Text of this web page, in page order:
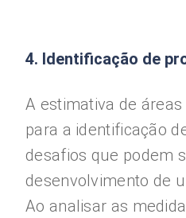
4. Identificação de
A estimativa de
para a identificação
desafios que podem
desenvolvimento de
Ao analisar as